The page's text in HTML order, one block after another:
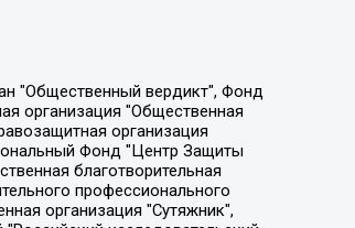
и развития альтернативных образовательных технологий и межкультурных коммуникаций "ИНТЕРРА", Маяковская Екатерина Алексеевна, Фейгин Марк Захарович, Филимонов Андрей Викторович, Дзугкоева Регина Николаевна, Доброхотов Роман Александрович, Дудь Юрий Александрович, Елкин Сергей Владимирович, Кругликов Кирилл Игоревич, Сабунаева Мария Леонидовна, Семенов Алексей Владимирович, Шаинян Карен Багратович, Шульман Екатерина Михайловна, Асафьев Артур Валерьевич, Вахштайн Виктор Семенович, Венедиктов Алексей Алексеевич, Лушникова Екатерина Евгеньевна, Волков Леонид Михайлович, Невзоров Александр Глебович, Пархоменко Сергей Борисович, Сироткин Ярослав Николаевич, Кара-Мурза Владимир Владимирович, Баранова Наталья Владимировна, Гозман Леонид Яковлевич, Кагарлицкий Борис Юльевич, Климарев Михаил Валерьевич, Милов Владимир Станиславович, Автономная некоммерческая организация Краснодарский центр современного искусства "Типография", Моргенштерн Алишер Тагирович, Соболь Любовь Эдуардовна, Общество с ограниченной ответственностью "ЛИЗА НОРМ", Каспаров Гарри Кимович, Ходорковский Михаил Борисович, Общество с ограниченной ответственностью "Апрельские тезисы", Данилович Ирина Брониславовна, Кашин Олег Владимирович, Петров Николай Владимирович, Пивоваров Алексей Владимирович, Соколов Михаил Владимирович, Цветкова Юлия Владимировна, Чичваркин Евгений Александрович, Комитет против пыток/Команда против пыток, Общество с ограниченной ответственностью "Первый научный", Общество с ограниченной ответственностью "Вертолет и ко", Белоцерковская Вероника Борисовна, Кац Максим Евгеньевич, Лазарева Татьяна Юрьевна, Шаведдинов Руслан Табризович, Яшин Илья Валерьевич, Общество с ограниченной ответственностью "Иноагент ААВ", Алешковский Дмитрий Петрович, Альбац Евгения Марковна, Быков Дмитрий Львович, Галямина Юлия Евгеньевна, Лойко Сергей Леонидович, Мартынов Кирилл Константинович, Медведев Сергей Александрович, Крашенинников Федор Геннадиевич, Гордеева Катерина Вл